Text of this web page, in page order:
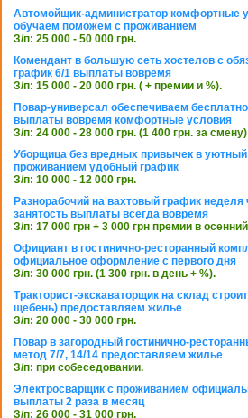
Автомойщик-администратор комфортные
обучаем поможем с проживанием
З/п: 25 000 - 50 000 грн.
Комендант в большую сеть хостелов с
график 6/1 выплаты вовремя
З/п: 15 000 - 20 000 грн. ( + премии и %).
Повар-универсал обеспечиваем
выплаты вовремя комфортные условия
З/п: 24 000 - 28 000 грн. (1 400 грн. за смену)
Уборщица без вредных привычек в уютный
проживанием удобный график
З/п: 10 000 - 12 000 грн.
Разнорабочий на вахтовый график
занятость выплаты всегда вовремя
З/п: 17 000 грн + 3 000 грн премии в
Официант в гостинично-ресторанный
официальное оформление с первого дня
З/п: 30 000 грн. (1 300 грн. в день + %).
Тракторист-экскаваторщик на склад
щебень) предоставляем жилье
З/п: 20 000 - 30 000 грн.
Повар в загородный гостинично-
метод 7/7, 14/14 предоставляем жилье
З/п: при собеседовании.
Электросварщик с проживанием
выплаты 2 раза в месяц
З/п: 26 000 - 31 000 грн.